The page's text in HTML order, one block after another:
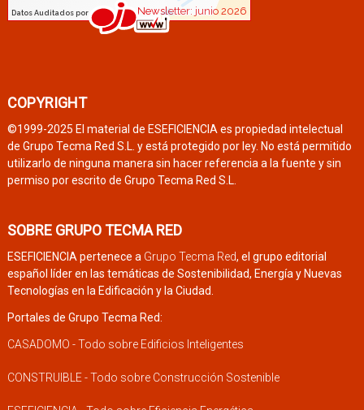
COPYRIGHT
©1999-2025 El material de ESEFICIENCIA es propiedad intelectual
de Grupo Tecma Red S.L. y está protegido por ley. No está permitido
utilizarlo de ninguna manera sin hacer referencia a la fuente y sin
permiso por escrito de Grupo Tecma Red S.L.
SOBRE GRUPO TECMA RED
ESEFICIENCIA pertenece a Grupo Tecma Red, el grupo editorial
español líder en las temáticas de Sostenibilidad, Energía y Nuevas
Tecnologías en la Edificación y la Ciudad.
Portales de Grupo Tecma Red:
CASADOMO - Todo sobre Edificios Inteligentes
CONSTRUIBLE - Todo sobre Construcción Sostenible